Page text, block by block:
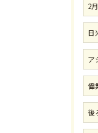
2
日
ア
偉
後